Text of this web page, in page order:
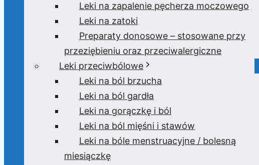
Leki na zapalenie pęcherza moczowego
Leki na zatoki
Preparaty donosowe – stosowane przy
przeziębieniu oraz przeciwalergiczne
Leki przeciwbólowe
Leki na ból brzucha
Leki na ból gardła
Leki na gorączkę i ból
Leki na ból mięśni i stawów
Leki na bóle menstruacyjne / bolesną
miesiączkę